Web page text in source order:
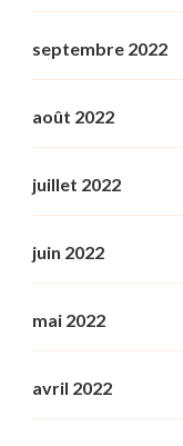
septembre 2022
août 2022
juillet 2022
juin 2022
mai 2022
avril 2022